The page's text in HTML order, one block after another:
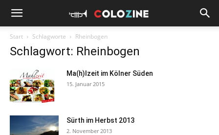
Start Schlagworte Rheinbogen
Schlagwort: Rheinbogen
Ma(h)lzeit im Kölner Süden
15. Januar 2015
Sürth im Herbst 2013
2. November 2013